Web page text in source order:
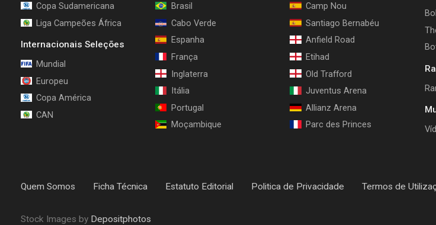
Copa Sudamericana
Liga Campeões África
Internacionais Seleções
Mundial
Europeu
Copa América
CAN
Brasil
Cabo Verde
Espanha
França
Inglaterra
Itália
Portugal
Moçambique
Camp Nou
Santiago Bernabéu
Anfield Road
Etihad
Old Trafford
Juventus Arena
Allianz Arena
Parc des Princes
Quem Somos Ficha Técnica Estatuto Editorial Politica de Privacidade Termos de
Stock Images by Depositphotos